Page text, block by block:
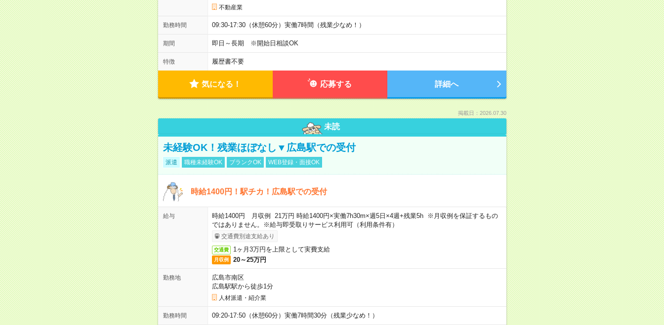
不動産業
勤務時間 09:30-17:30（休憩60分）実働7時間（残業少なめ！）
期間 即日～長期 ※開始日相談OK
特徴 履歴書不要
気になる！ 応募する 詳細へ
掲載日：2026.07.30
未読
未経験OK！残業ほぼなし▼広島駅での受付
派遣 職種未経験OK ブランクOK WEB登録・面接OK
時給1400円！駅チカ！広島駅での受付
給与
時給1400円 月収例 21万円 時給1400円×実働7h30m×週5日×4週+残業5h ※月収例を保証するもの
ではありません。※給与即受取りサービス利用可（利用条件有）
交通費別途支給あり
交通費 1ヶ月3万円を上限として実費支給
月収例 20～25万円
勤務地
広島市南区
広島駅駅から徒歩1分
人材派遣・紹介業
勤務時間 09:20-17:50（休憩60分）実働7時間30分（残業少なめ！）